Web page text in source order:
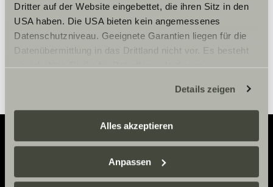
Dritter auf der Website eingebettet, die ihren Sitz in den
USA haben. Die USA bieten kein angemessenes
Datenschutzniveau. Geeignete Garantien liegen für die
Datenübermittlung in das Drittland nicht vor. Es besteht
ein erhöhtes Risiko für Betroffene, da diesen
zustehen. Eingesetzte Dienstleister können Daten für
eigene Zwecke verarbeiten und mit anderen Daten
zusammenführen. Weitere Informationen finden Sie hier:
Datenschutzerklärung
einzelne Cookies/Dienste in den Einstellungen aus,
erteilen Sie uns Ihre Einwilligung zur Verarbeitung Ihrer
Details zeigen
Alles akzeptieren
Anpassen
Innstillinger for cookies
Adventure